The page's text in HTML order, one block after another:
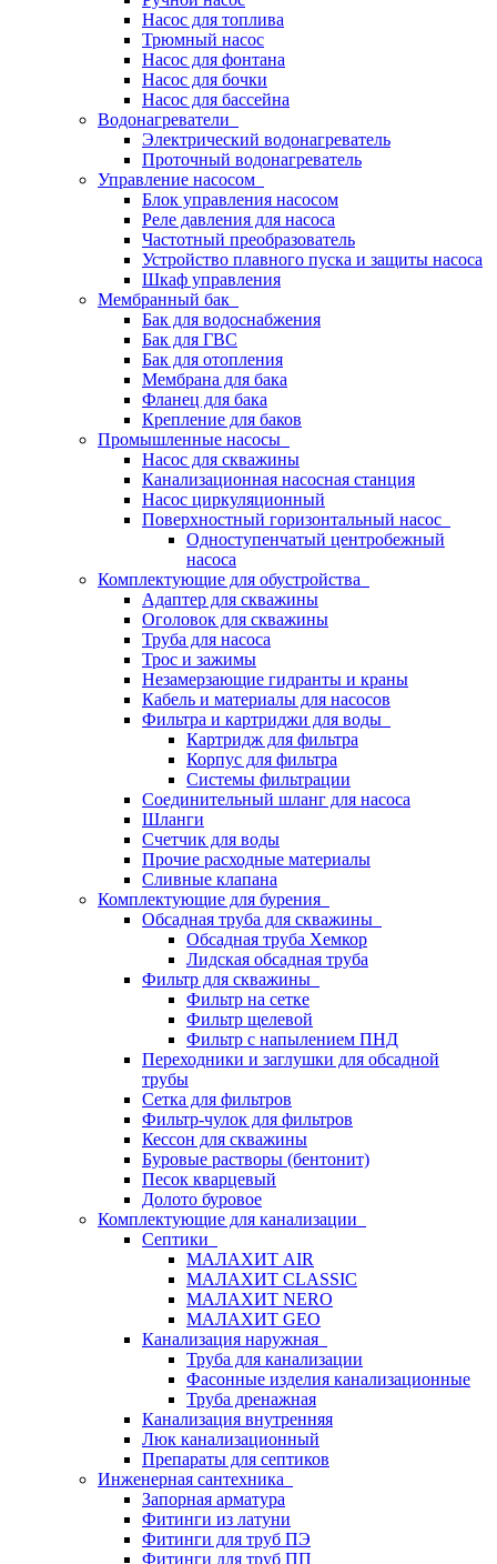
Насос для топлива
Трюмный насос
Насос для фонтана
Насос для бочки
Насос для бассейна
Водонагреватели
Электрический водонагреватель
Проточный водонагреватель
Управление насосом
Блок управления насосом
Реле давления для насоса
Частотный преобразователь
Устройство плавного пуска и защиты насоса
Шкаф управления
Мембранный бак
Бак для водоснабжения
Бак для ГВС
Бак для отопления
Мембрана для бака
Фланец для бака
Крепление для баков
Промышленные насосы
Насос для скважины
Канализационная насосная станция
Насос циркуляционный
Поверхностный горизонтальный насос
Одноступенчатый центробежный
насоса
Комплектующие для обустройства
Адаптер для скважины
Оголовок для скважины
Труба для насоса
Трос и зажимы
Незамерзающие гидранты и краны
Кабель и материалы для насосов
Фильтра и картриджи для воды
Картридж для фильтра
Корпус для фильтра
Системы фильтрации
Соединительный шланг для насоса
Шланги
Счетчик для воды
Прочие расходные материалы
Сливные клапана
Комплектующие для бурения
Обсадная труба для скважины
Обсадная труба Хемкор
Лидская обсадная труба
Фильтр для скважины
Фильтр на сетке
Фильтр щелевой
Фильтр с напылением ПНД
Переходники и заглушки для обсадной
трубы
Сетка для фильтров
Фильтр-чулок для фильтров
Кессон для скважины
Буровые растворы (бентонит)
Песок кварцевый
Долото буровое
Комплектующие для канализации
Септики
МАЛАХИТ AIR
МАЛАХИТ CLASSIC
МАЛАХИТ NERO
МАЛАХИТ GEO
Канализация наружная
Труба для канализации
Фасонные изделия канализационные
Труба дренажная
Канализация внутренняя
Люк канализационный
Препараты для септиков
Инженерная сантехника
Запорная арматура
Фитинги из латуни
Фитинги для труб ПЭ
Фитинги для труб ПП